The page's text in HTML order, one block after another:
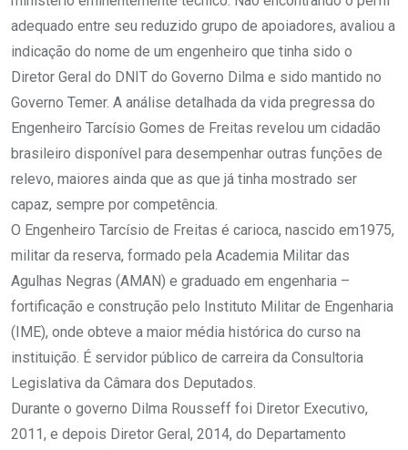
adequado entre seu reduzido grupo de apoiadores, avaliou a
indicação do nome de um engenheiro que tinha sido o
Diretor Geral do DNIT do Governo Dilma e sido mantido no
Governo Temer. A análise detalhada da vida pregressa do
Engenheiro Tarcísio Gomes de Freitas revelou um cidadão
brasileiro disponível para desempenhar outras funções de
relevo, maiores ainda que as que já tinha mostrado ser
capaz, sempre por competência.
O Engenheiro Tarcísio de Freitas é carioca, nascido em1975,
militar da reserva, formado pela Academia Militar das
Agulhas Negras (AMAN) e graduado em engenharia –
fortificação e construção pelo Instituto Militar de Engenharia
(IME), onde obteve a maior média histórica do curso na
instituição. É servidor público de carreira da Consultoria
Legislativa da Câmara dos Deputados.
Durante o governo Dilma Rousseff foi Diretor Executivo,
2011, e depois Diretor Geral, 2014, do Departamento